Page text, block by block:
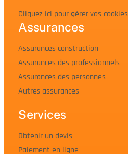
Cliquez ici pour gérer vos cookies
Assurances
Assurances construction
Assurances des professionnels
Assurances des personnes
Autres assurances
Services
Obtenir un devis
Paiement en ligne